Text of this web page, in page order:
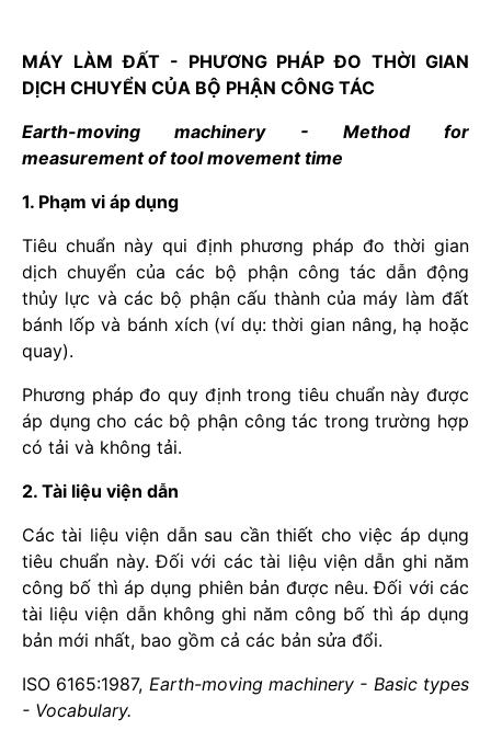
MÁY LÀM ĐẤT - PHƯƠNG PHÁP ĐO THỜI GIAN
DỊCH CHUYỂN CỦA BỘ PHẬN CÔNG TÁC
Earth-moving machinery - Method for
measurement of tool movement time
1. Phạm vi áp dụng
Tiêu chuẩn này qui định phương pháp đo thời gian
dịch chuyển của các bộ phận công tác dẫn động
thủy lực và các bộ phận cấu thành của máy làm đất
bánh lốp và bánh xích (ví dụ: thời gian nâng, hạ hoặc
quay).
Phương pháp đo quy định trong tiêu chuẩn này được
áp dụng cho các bộ phận công tác trong trường hợp
có tải và không tải.
2. Tài liệu viện dẫn
Các tài liệu viện dẫn sau cần thiết cho việc áp dụng
tiêu chuẩn này. Đối với các tài liệu viện dẫn ghi năm
công bố thì áp dụng phiên bản được nêu. Đối với các
tài liệu viện dẫn không ghi năm công bố thì áp dụng
bản mới nhất, bao gồm cả các bản sửa đổi.
ISO 6165:1987, Earth-moving machinery - Basic types
- Vocabulary.